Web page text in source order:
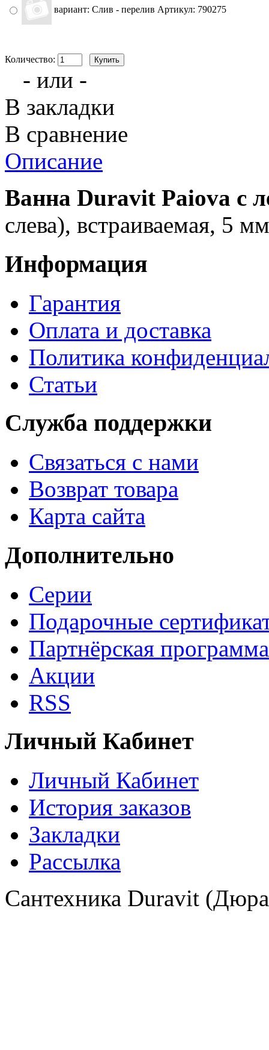
вариант: Слив - перелив Артикул: 790275
Количество:
- или -
В закладки
В сравнение
Описание
Ванна Duravit Paiova с
слева), встраиваемая, 5
Информация
Гарантия
Оплата и доставка
Политика
Статьи
Служба поддержки
Связаться с нами
Возврат товара
Карта сайта
Дополнительно
Серии
Подарочные
Партнёрская программа
Акции
RSS
Личный Кабинет
Личный Кабинет
История заказов
Закладки
Рассылка
Сантехника Duravit